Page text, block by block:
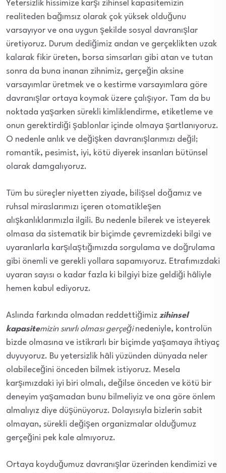
Yetersizlik hissimize karşı zihinsel kapasitemizin
realiteden bağımsız olarak çok yüksek olduğunu
varsayıyor ve ona uygun şekilde sosyal davranışlar
üretiyoruz. Durum dediğimiz andan ve gerçeklikten uzak
kalarak fikir üreten, borsa simsarları gibi atan ve tutan
sonra da buna inanan zihnimiz, gerçeğin aksine
varsayımlar üretmek ve o kestirme varsayımlara göre
davranışlar ortaya koymak üzere çalışıyor. Tam da bu
noktada yaşarken sürekli kimliklendirme, etiketleme ve
onun gerektirdiği şablonlar içinde olmaya şartlanıyoruz.
O nedenle anlık ve değişken davranışlarımızı değil;
romantik, pesimist, iyi, kötü diyerek insanları bütünsel
olarak damgalıyoruz.
Tüm bu süreçler niyetten ziyade, bilişsel doğamız ve
ruhsal miraslarımızı içeren otomatikleşen
alışkanlıklarımızla ilgili. Bu nedenle bilerek ve isteyerek
olmasa da sistematik bir biçimde çevremizdeki bilgi ve
uyaranlarla karşılaştığımızda sorgulama ve doğrulama
gibi önemli ve gerekli yollara sapamıyoruz. Etrafımızdaki
uyaran sayısı o kadar fazla ki bilgiyi bize geldiği hâliyle
hemen kabul ediyoruz.
Aslında farkında olmadan reddettiğimiz zihinsel
kapasitemizin sınırlı olması gerçeğinedeniyle, kontrolün
bizde olmasına ve istikrarlı bir biçimde yaşamaya ihtiyaç
duyuyoruz. Bu yetersizlik hâli yüzünden dünyada neler
olabileceğini önceden bilmek istiyoruz. Mesela
karşımızdaki iyi biri olmalı, değilse önceden ve kötü bir
deneyim yaşamadan bunu bilmeliyiz ve ona göre önlem
almalıyız diye düşünüyoruz. Dolayısıyla bizlerin sabit
olmayan, sürekli değişen organizmalar olduğumuz
gerçeğini pek kale almıyoruz.
Ortaya koyduğumuz davranışlar üzerinden kendimizi ve